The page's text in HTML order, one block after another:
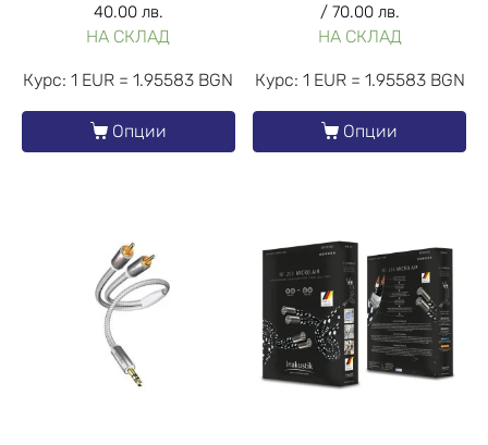
40.00 лв.
НА СКЛАД
Курс: 1 EUR = 1.95583 BGN
Опции
/ 70.00 лв.
НА СКЛАД
Курс: 1 EUR = 1.95583 BGN
Опции